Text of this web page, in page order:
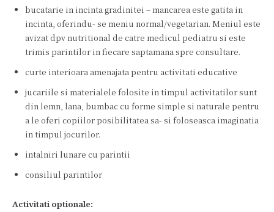
bucatarie in incinta gradinitei – mancarea este gatita in
incinta, oferindu- se meniu normal/vegetarian. Meniul este
avizat dpv nutritional de catre medicul pediatru si este
trimis parintilor in fiecare saptamana spre consultare.
curte interioara amenajata pentru activitati educative
jucariile si materialele folosite in timpul activitatilor sunt
din lemn, lana, bumbac cu forme simple si naturale pentru
a le oferi copiilor posibilitatea sa- si foloseasca imaginatia
in timpul jocurilor.
intalniri lunare cu parintii
consiliul parintilor
Activitati optionale: